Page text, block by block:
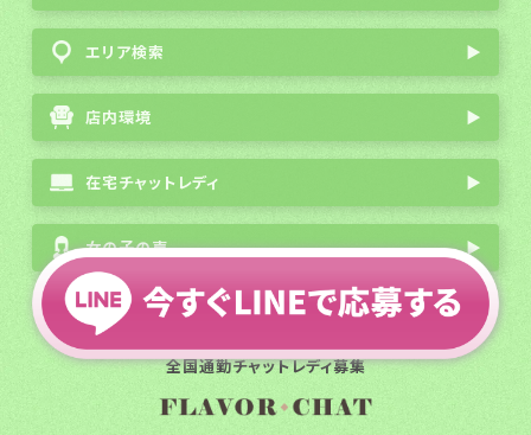
エリア検索 ▶
店内環境 ▶
在宅チャットレディ ▶
女の子の声 ▶
会社概要|プライバシーポリシー|サイトマップ
全国通勤チャットレディ募集